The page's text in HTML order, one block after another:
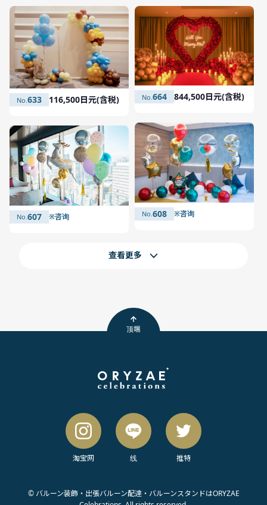
664 844,500日元(含税)
633 116,500日元(含税)
608 ※咨询
607 ※咨询
查看更多
顶端
淘宝网 线 推特
© バルーン装飾・出張バルーン配達・バルーンスタンドはORYZAE